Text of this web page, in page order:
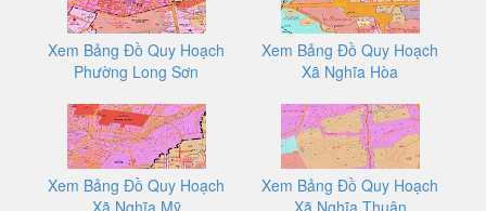
Xem Bảng Đồ Quy Hoạch
Phường Long Sơn
Xem Bảng Đồ Quy Hoạch
Xã Nghĩa Hòa
Xem Bảng Đồ Quy Hoạch
Xã Nghĩa Mỹ
Xem Bảng Đồ Quy Hoạch
Xã Nghĩa Thuận